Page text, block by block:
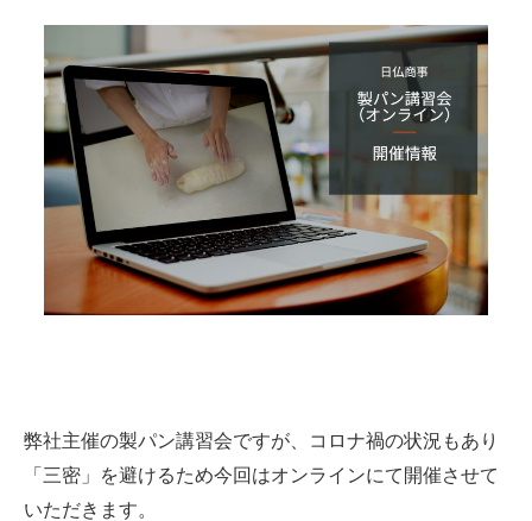
弊社主催の製パン講習会ですが、コロナ禍の状況もあり
「三密」を避けるため今回はオンラインにて開催させて
いただきます。